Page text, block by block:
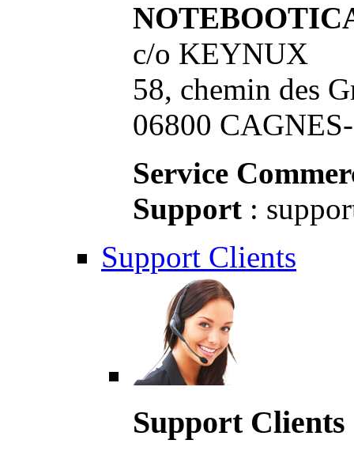
c/o KEYNUX
58, chemin des
06800
Service
Support :
Support Clients
Support Clients